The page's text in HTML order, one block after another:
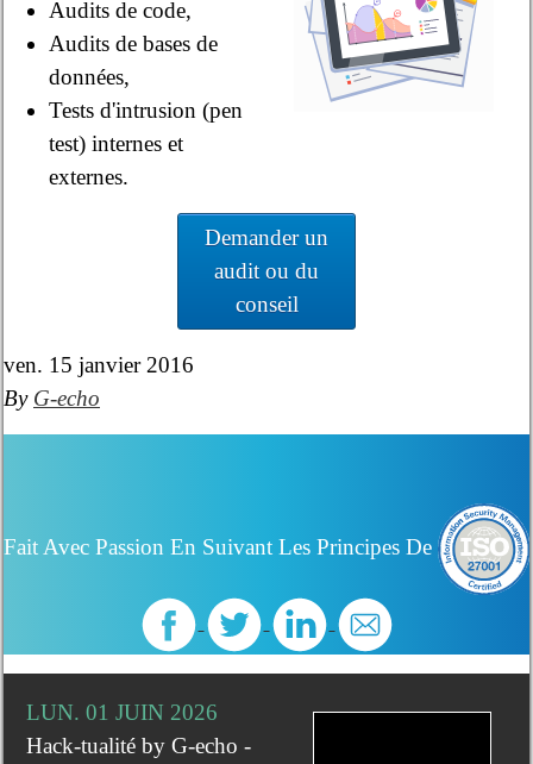
Audits de code,
Audits de bases de
données,
Tests d'intrusion (pen
test) internes et
externes.
Demander un
audit ou du
conseil
ven. 15 janvier 2016
By G-echo
Fait Avec Passion En Suivant Les Principes De
LUN. 01 JUIN 2026
Hack-tualité by G-echo -